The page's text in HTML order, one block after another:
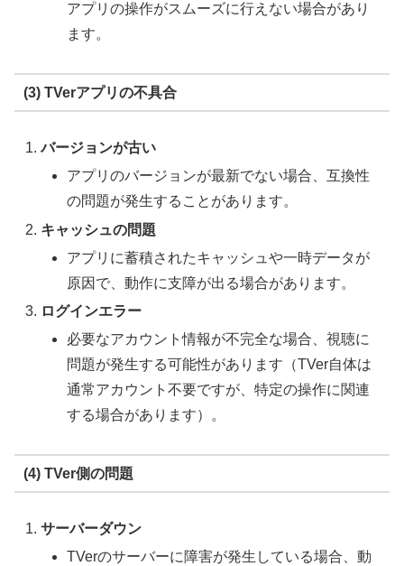
アプリの操作がスムーズに行えない場合があり
ます。
(3) TVerアプリの不具合
バージョンが古い
アプリのバージョンが最新でない場合、互換性
の問題が発生することがあります。
キャッシュの問題
アプリに蓄積されたキャッシュや一時データが
原因で、動作に支障が出る場合があります。
ログインエラー
必要なアカウント情報が不完全な場合、視聴に
問題が発生する可能性があります（TVer自体は
通常アカウント不要ですが、特定の操作に関連
する場合があります）。
(4) TVer側の問題
サーバーダウン
TVerのサーバーに障害が発生している場合、動